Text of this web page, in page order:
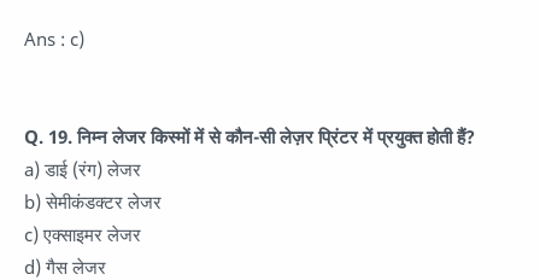
Ans : c)
Q. 19. निम्न लेजर किस्मों में से कौन-सी लेज़र प्रिंटर में प्रयुक्त होती हैं?
a) डाई (रंग) लेजर
b) सेमीकंडक्टर लेजर
c) एक्साइमर लेजर
d) गैस लेजर